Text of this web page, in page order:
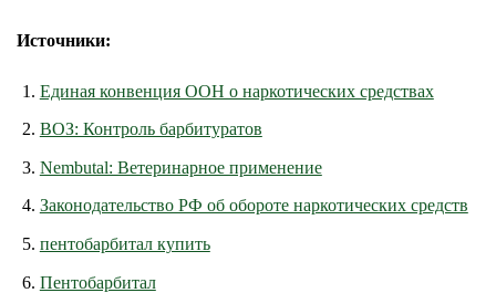
Источники:
Единая конвенция ООН о наркотических средствах
ВОЗ: Контроль барбитуратов
Nembutal: Ветеринарное применение
Законодательство РФ об обороте наркотических средств
пентобарбитал купить
Пентобарбитал